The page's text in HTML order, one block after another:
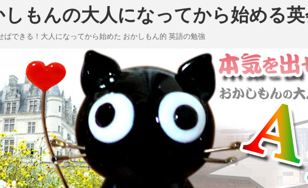
しもんの大人になってから始める
ばできる！大人になってから始めた おかしもん的 英語の勉強